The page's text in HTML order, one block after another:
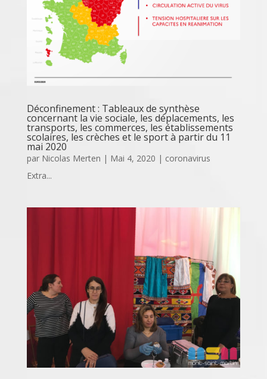
Déconfinement : Tableaux de synthèse
concernant la vie sociale, les déplacements, les
transports, les commerces, les établissements
scolaires, les crèches et le sport à partir du 11
mai 2020
par Nicolas Merten | Mai 4, 2020 | coronavirus
Extra...